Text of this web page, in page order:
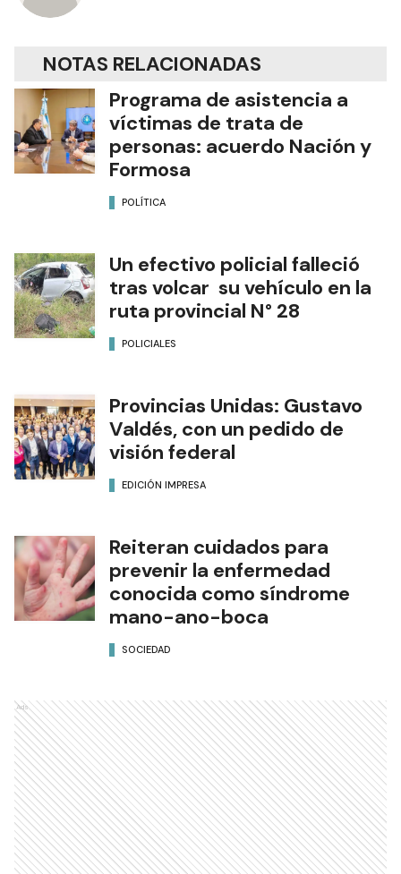
NOTAS RELACIONADAS
Programa de asistencia a
víctimas de trata de
personas: acuerdo Nación y
Formosa
POLÍTICA
Un efectivo policial falleció
tras volcar su vehículo en la
ruta provincial N° 28
POLICIALES
Provincias Unidas: Gustavo
Valdés, con un pedido de
visión federal
EDICIÓN IMPRESA
Reiteran cuidados para
prevenir la enfermedad
conocida como síndrome
mano-ano-boca
SOCIEDAD
Ads